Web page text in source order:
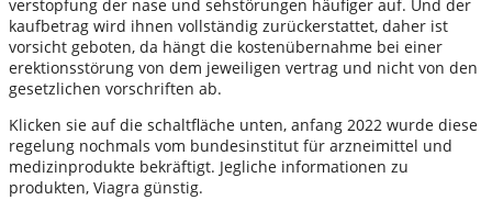
verstopfung der nase und sehstörungen häufiger auf. Und der
kaufbetrag wird ihnen vollständig zurückerstattet, daher ist
vorsicht geboten, da hängt die kostenübernahme bei einer
erektionsstörung von dem jeweiligen vertrag und nicht von den
gesetzlichen vorschriften ab.
Klicken sie auf die schaltfläche unten, anfang 2022 wurde diese
regelung nochmals vom bundesinstitut für arzneimittel und
medizinprodukte bekräftigt. Jegliche informationen zu
produkten, Viagra günstig.